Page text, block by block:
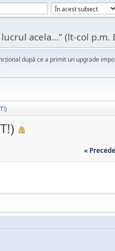
acela...” (lt-col p.m.
după ce a primit un upgrade
«